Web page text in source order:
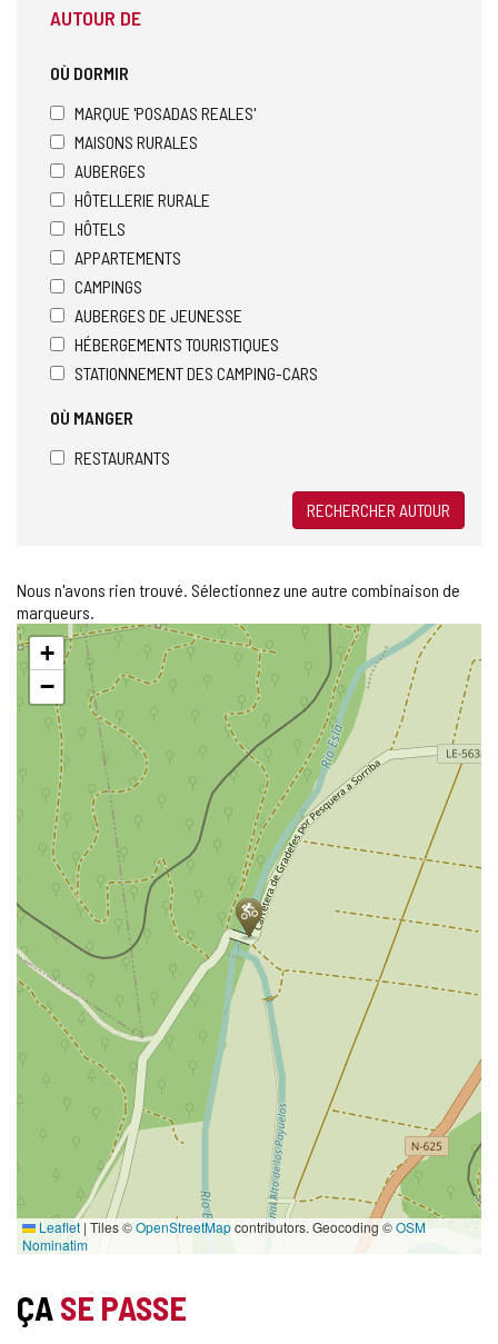
AUTOUR DE
OÙ DORMIR
MARQUE 'POSADAS REALES'
MAISONS RURALES
AUBERGES
HÔTELLERIE RURALE
HÔTELS
APPARTEMENTS
CAMPINGS
AUBERGES DE JEUNESSE
HÉBERGEMENTS TOURISTIQUES
STATIONNEMENT DES CAMPING-CARS
OÙ MANGER
RESTAURANTS
RECHERCHER AUTOUR
Nous n'avons rien trouvé. Sélectionnez une autre combinaison de
marqueurs.
Sauter
la
carte
+
−
Leaflet | Tiles ©OpenStreetMapcontributors. Geocoding ©OSM
Nominatim
ÇASE PASSE